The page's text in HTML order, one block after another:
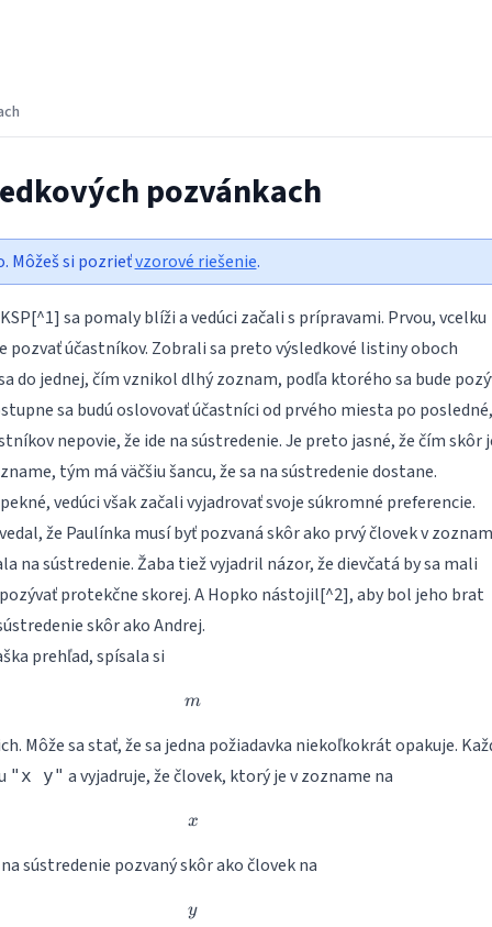
pozvánkach
Môžeš si pozrieťvzorové riešenie.
sa pomaly blíži a vedúci začali s prípravami. Prvou, vcelku
pozvať účastníkov. Zobrali sa preto výsledkové listiny oboch
do jednej, čím vznikol dlhý zoznam, podľa ktorého sa bude
sa budú oslovovať účastníci od prvého miesta po
nepovie, že ide na sústredenie. Je preto jasné, že čím skôr
tým má väčšiu šancu, že sa na sústredenie dostane.
vedúci však začali vyjadrovať svoje súkromné preferencie.
že Paulínka musí byť pozvaná skôr ako prvý človek v
na sústredenie. Žaba tiež vyjadril názor, že dievčatá by sa mali
protekčne skorej. A Hopko nástojil[^2], aby bol jeho brat
skôr ako Andrej.
prehľad, spísala si
m
m
Môže sa stať, že sa jedna požiadavka niekoľkokrát opakuje.
"x y" a vyjadruje, že človek, ktorý je v zozname na
x
x
sústredenie pozvaný skôr ako človek na
y
y